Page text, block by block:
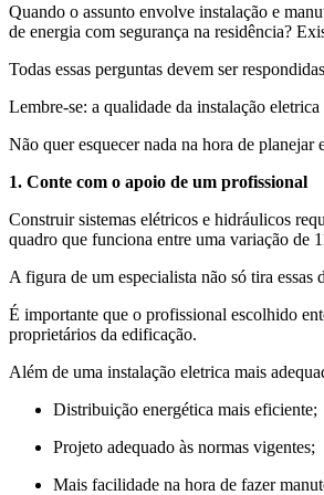
Quando o assunto envolve instalação e
de energia com segurança na residência?
Todas essas perguntas devem ser
Lembre-se: a qualidade da instalação
Não quer esquecer nada na hora de planejar
1. Conte com o apoio de um profissional
Construir sistemas elétricos e hidráulicos
quadro que funciona entre uma variação de
A figura de um especialista não só tira
É importante que o profissional escolhido
proprietários da edificação.
Além de uma instalação eletrica mais
Distribuição energética mais eficiente;
Projeto adequado às normas vigentes;
Mais facilidade na hora de fazer